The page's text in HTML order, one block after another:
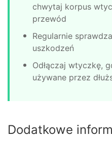
chwytaj korpus
przewód
Regularnie
uszkodzeń
Odłączaj wtyczkę,
używane przez
Dodatkowe